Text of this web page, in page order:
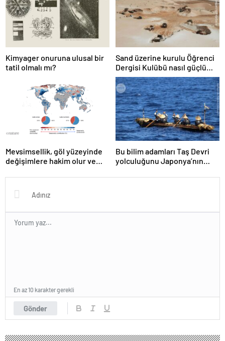
Kimyager onuruna ulusal bir
tatil olmalı mı?
Sand üzerine kurulu Öğrenci
Dergisi Kulübü nasıl güçlü
temeller geliştirdi?
Mevsimsellik, göl yüzeyinde
değişimlere hakim olur ve
Bu bilim adamları Taş Devri
yolculuğunu Japonya’nın
canlandırdı
Gönder
En az 10 karakter gerekli